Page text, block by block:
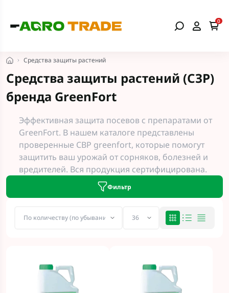
0
Средства защиты растений
Средства защиты растений (СЗР)
бренда GreenFort
Эффективная защита посевов с препаратами от
GreenFort. В нашем каталоге представлены
проверенные СВР greenfort, которые помогут
защитить ваш урожай от сорняков, болезней и
вредителей. Вся продукция сертифицирована.
Фильтр